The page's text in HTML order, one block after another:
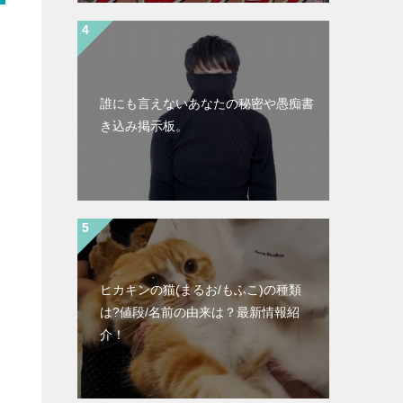
誰にも言えないあなたの秘密や愚痴書
き込み掲示板。
ヒカキンの猫(まるお/もふこ)の種類
は?値段/名前の由来は？最新情報紹
介！